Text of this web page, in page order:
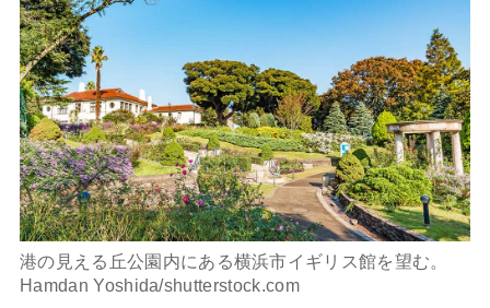
港の見える丘公園内にある横浜市イギリス館を望む。
Hamdan Yoshida/shutterstock.com